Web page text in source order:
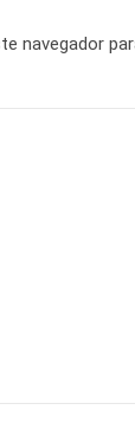
navegador